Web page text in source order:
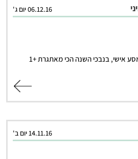
06.12.16 יום ג'
מסע אישי, בנבכי השנה הכי מאתגרת +1
14.11.16 יום ב'